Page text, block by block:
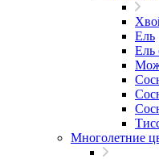
Ель
Ель
Многолетние